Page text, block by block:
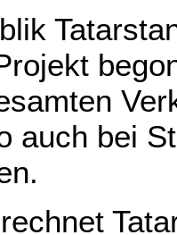
auch bei